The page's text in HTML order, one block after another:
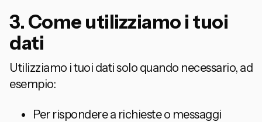
3. Come utilizziamo i tuoi
dati
Utilizziamo i tuoi dati solo quando necessario, ad
esempio:
Per rispondere a richieste o messaggi